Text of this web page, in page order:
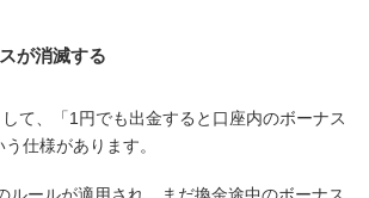
が消滅する
て、「1円でも出金すると口座内のボーナス
仕様があります。